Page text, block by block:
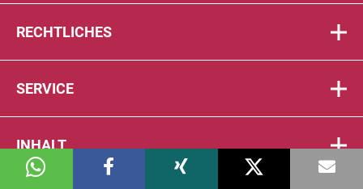
RECHTLICHES
SERVICE
INHALT